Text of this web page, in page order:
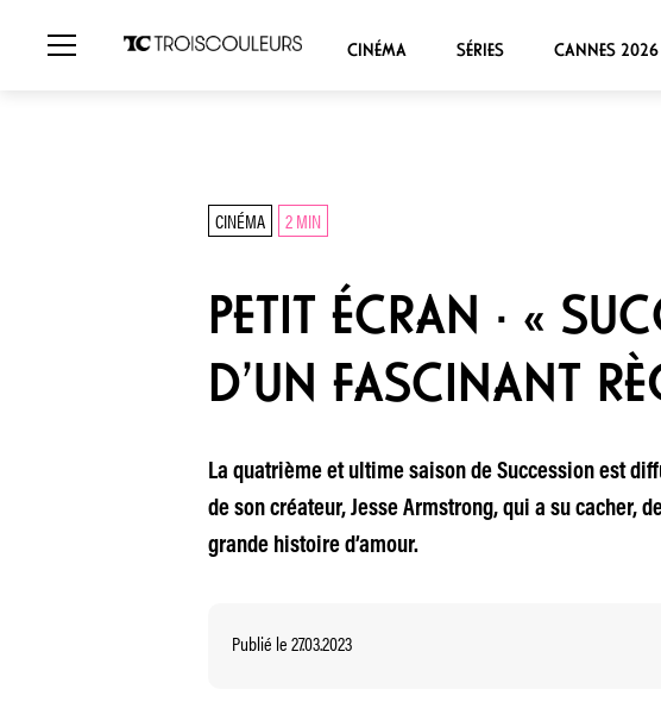
CINÉMA SÉRIES CANNES 2026
CINÉMA 2 MIN
PETIT ÉCRAN · «
D’UN FASCINANT
La quatrième et ultime saison de Succession est
de son créateur, Jesse Armstrong, qui a su
grande histoire d’amour.
Publié le 27.03.2023